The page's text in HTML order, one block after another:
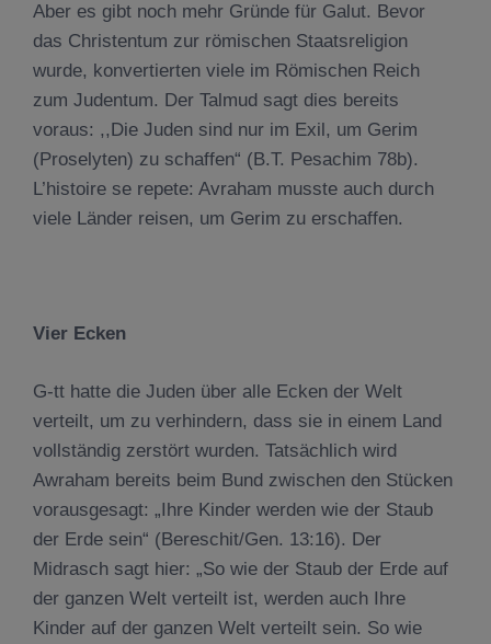
Aber es gibt noch mehr Gründe für Galut. Bevor
das Christentum zur römischen Staatsreligion
wurde, konvertierten viele im Römischen Reich
zum Judentum. Der Talmud sagt dies bereits
voraus: ,,Die Juden sind nur im Exil, um Gerim
(Proselyten) zu schaffen“ (B.T. Pesachim 78b).
L’histoire se repete: Avraham musste auch durch
viele Länder reisen, um Gerim zu erschaffen.
Vier Ecken
G-tt hatte die Juden über alle Ecken der Welt
verteilt, um zu verhindern, dass sie in einem Land
vollständig zerstört wurden. Tatsächlich wird
Awraham bereits beim Bund zwischen den Stücken
vorausgesagt: „Ihre Kinder werden wie der Staub
der Erde sein“ (Bereschit/Gen. 13:16). Der
Midrasch sagt hier: „So wie der Staub der Erde auf
der ganzen Welt verteilt ist, werden auch Ihre
Kinder auf der ganzen Welt verteilt sein. So wie